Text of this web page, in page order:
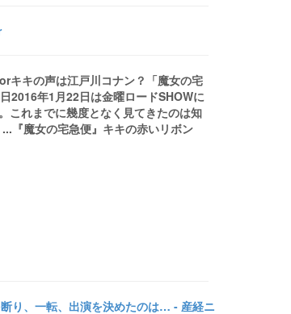
キの声は江戸川コナン？「魔女の宅
2016年1月22日は金曜ロードSHOWに
これまでに幾度となく見てきたのは知
『魔女の宅急便』キキの赤いリボン
り、一転、出演を決めたのは… - 産経ニ